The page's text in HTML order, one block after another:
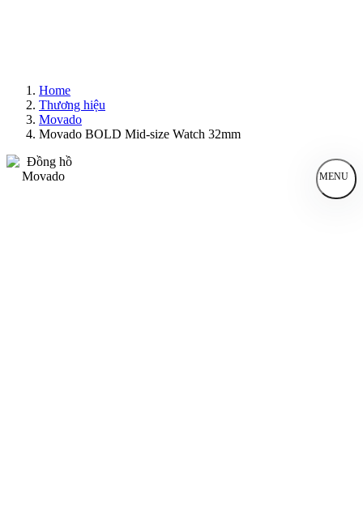
Home
Thương hiệu
Movado
Movado BOLD Mid-size Watch 32mm
MENU